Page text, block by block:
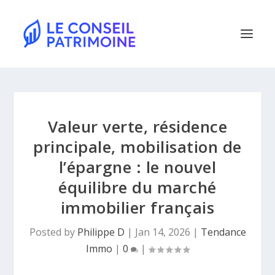
Valeur verte, résidence
principale, mobilisation de
l’épargne : le nouvel
équilibre du marché
immobilier français
Posted by Philippe D | Jan 14, 2026 | Tendance
Immo | 0 |